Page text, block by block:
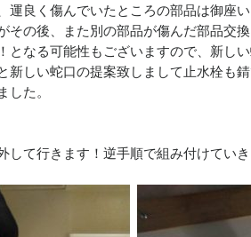
運良く傷んでいたところの部品は御座
その後、また別の部品が傷んだ部品交
となる可能性もございますので、新し
新しい蛇口の提案致しまして止水栓も
した。
して行きます！逆手順で組み付けていき